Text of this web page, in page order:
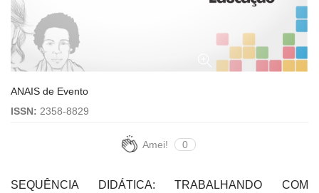
ANAIS de Evento
ISSN: 2358-8829
Amei! 0
SEQUÊNCIA DIDÁTICA: TRABALHANDO COM